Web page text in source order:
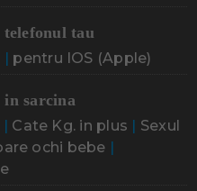
tau
| pentru IOS (Apple)
sarcina
| Cate Kg. in plus | Sexul
ochi bebe |